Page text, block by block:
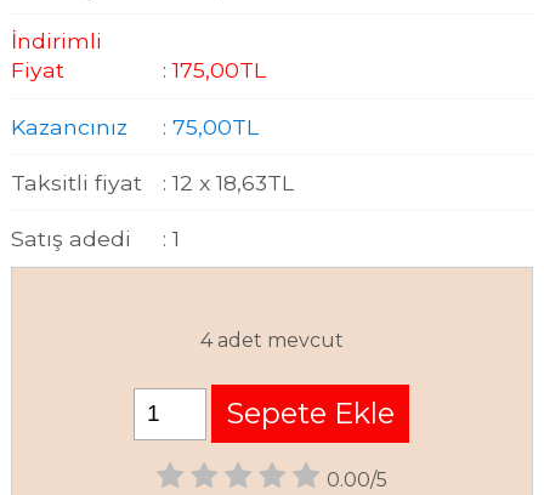
İndirimli
Fiyat
:175,00TL
Kazancınız : 75,00TL
Taksitli fiyat : 12 x 18,63TL
Satış adedi : 1
4 adet mevcut
Sepete Ekle
0.00/5